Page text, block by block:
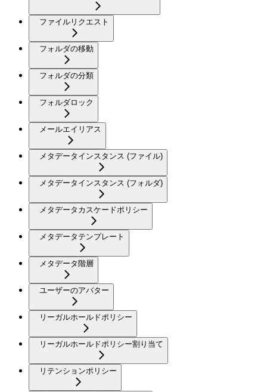
ファイルリクエスト
フォルダの移動
フォルダの分類
フォルダロック
メールエイリアス
メタデータインスタンス (ファイル)
メタデータインスタンス (フォルダ)
メタデータカスケードポリシー
メタデータテンプレート
メタデータ階層
ユーザーのアバター
リーガルホールドポリシー
リーガルホールドポリシー割り当て
リテンションポリシー